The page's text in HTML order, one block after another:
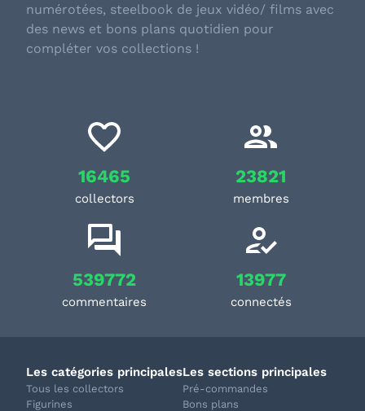
numérotées, steelbook de jeux vidéo/ films avec
des news et bons plans quotidien pour
compléter vos collections !
16465
collectors
23821
membres
539772
commentaires
13977
connectés
Les catégories principales
Tous les collectors
Figurines
Les sections principales
Pré-commandes
Bons plans